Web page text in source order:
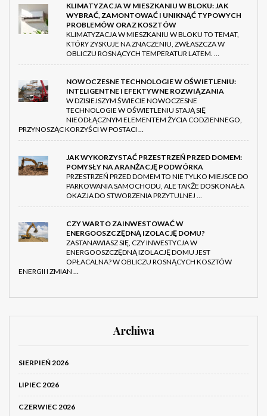
KLIMATYZACJA W MIESZKANIU W BLOKU: JAK
WYBRAĆ, ZAMONTOWAĆ I UNIKNĄĆ TYPOWYCH
PROBLEMÓW ORAZ KOSZTÓW
KLIMATYZACJA W MIESZKANIU W BLOKU TO TEMAT,
KTÓRY ZYSKUJE NA ZNACZENIU, ZWŁASZCZA W
OBLICZU ROSNĄCYCH TEMPERATUR LATEM. …
NOWOCZESNE TECHNOLOGIE W OŚWIETLENIU:
INTELIGENTNE I EFEKTYWNE ROZWIĄZANIA
W DZISIEJSZYM ŚWIECIE NOWOCZESNE
TECHNOLOGIE W OŚWIETLENIU STAJĄ SIĘ
NIEODŁĄCZNYM ELEMENTEM ŻYCIA CODZIENNEGO,
PRZYNOSZĄC KORZYŚCI W POSTACI …
JAK WYKORZYSTAĆ PRZESTRZEŃ PRZED DOMEM:
POMYSŁY NA ARANŻACJĘ PODWÓRKA
PRZESTRZEŃ PRZED DOMEM TO NIE TYLKO MIEJSCE DO
PARKOWANIA SAMOCHODU, ALE TAKŻE DOSKONAŁA
OKAZJA DO STWORZENIA PRZYTULNEJ …
CZY WARTO ZAINWESTOWAĆ W
ENERGOOSZCZĘDNĄ IZOLACJĘ DOMU?
ZASTANAWIASZ SIĘ, CZY INWESTYCJA W
ENERGOOSZCZĘDNĄ IZOLACJĘ DOMU JEST
OPŁACALNA? W OBLICZU ROSNĄCYCH KOSZTÓW
ENERGII I ZMIAN …
Archiwa
SIERPIEŃ 2026
LIPIEC 2026
CZERWIEC 2026